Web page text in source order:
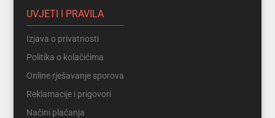
UVJETI I PRAVILA
Izjava o privatnosti
Politika o kolačićima
Online rješavanje sporova
Reklamacije i prigovori
Načini plaćanja